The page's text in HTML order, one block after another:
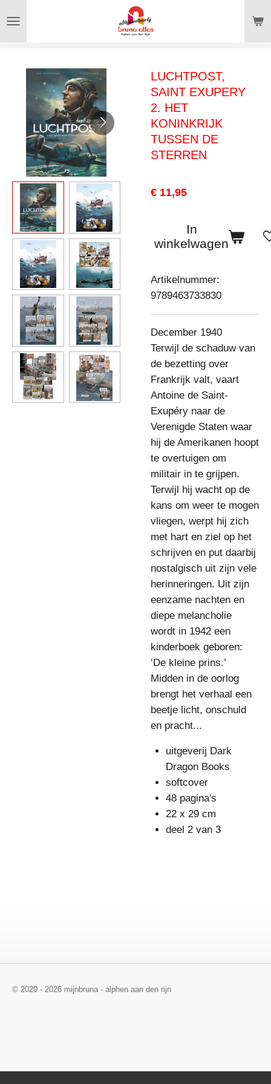
direct
hoofdinhoud
LUCHTPOST,
SAINT EXUPERY
2. HET
KONINKRIJK
TUSSEN DE
STERREN
€ 11,95
In
winkelwagen
Artikelnummer:
9789463733830
December 1940
Terwijl de schaduw van
de bezetting over
Frankrijk valt, vaart
Antoine de Saint-
Exupéry naar de
Verenigde Staten waar
hij de Amerikanen hoopt
te overtuigen om
militair in te grijpen.
Terwijl hij wacht op de
kans om weer te mogen
vliegen, werpt hij zich
met hart en ziel op het
schrijven en put daarbij
nostalgisch uit zijn vele
herinneringen. Uit zijn
eenzame nachten en
diepe melancholie
wordt in 1942 een
kinderboek geboren:
‘De kleine prins.’
Midden in de oorlog
brengt het verhaal een
beetje licht, onschuld
en pracht...
uitgeverij Dark
Dragon Books
softcover
48 pagina's
22 x 29 cm
deel 2 van 3
© 2020 - 2026 mijnbruna - alphen aan den rijn